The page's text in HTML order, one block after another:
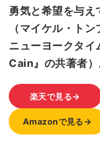
勇気と希望を与え
（マイケル・トン
ニューヨークタ
Cain』の共著者）
楽天で見る→
Amazonで見る→